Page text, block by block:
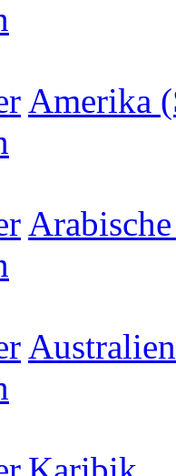
Amerika
Australien